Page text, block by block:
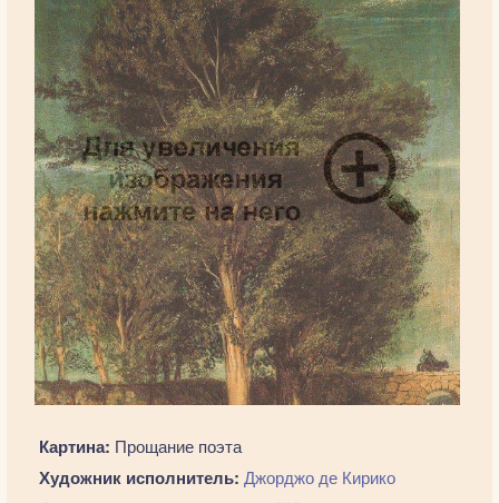
Картина: Прощание поэта
Художник исполнитель: Джорджо де Кирико